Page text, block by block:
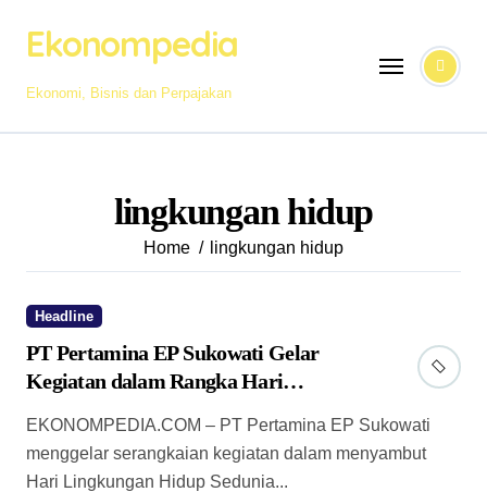
contentEkonompedia
Ekonomi, Bisnis dan Perpajakan
lingkungan hidup
Home lingkungan hidup
Headline
PT Pertamina EP Sukowati Gelar
Kegiatan dalam Rangka Hari
EKONOMPEDIA.COM – PT Pertamina EP Sukowati
menggelar serangkaian kegiatan dalam menyambut
Hari Lingkungan Hidup Sedunia...